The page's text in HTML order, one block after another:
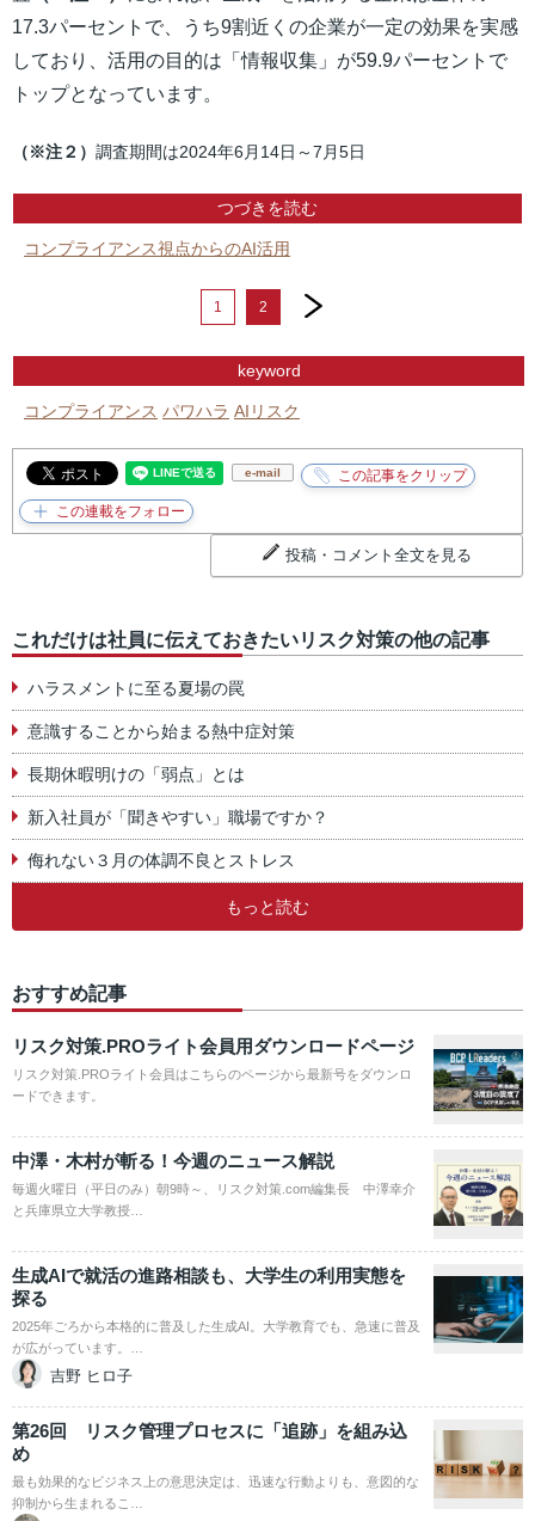
17.3パーセントで、うち9割近くの企業が一定の効果を実感
しており、活用の目的は「情報収集」が59.9パーセントで
トップとなっています。
（※注２） 調査期間は2024年6月14日～7月5日
つづきを読む
コンプライアンス視点からのAI活用
1 2
next
keyword
コンプライアンス パワハラ AIリスク
e-mail
投稿・コメント全文を見る
これだけは社員に伝えておきたいリスク対策の他の記事
ハラスメントに至る夏場の罠
意識することから始まる熱中症対策
長期休暇明けの「弱点」とは
新入社員が「聞きやすい」職場ですか？
侮れない３月の体調不良とストレス
もっと読む
おすすめ記事
リスク対策.PROライト会員用ダウンロードページ
リスク対策.PROライト会員はこちらのページから最新号をダウンロ
ードできます。
中澤・木村が斬る！今週のニュース解説
毎週火曜日（平日のみ）朝9時～、リスク対策.com編集長 中澤幸介
と兵庫県立大学教授…
生成AIで就活の進路相談も、大学生の利用実態を
探る
2025年ごろから本格的に普及した生成AI。大学教育でも、急速に普及
が広がっています。…
吉野 ヒロ子
第26回 リスク管理プロセスに「追跡」を組み込
め
最も効果的なビジネス上の意思決定は、迅速な行動よりも、意図的な
抑制から生まれるこ…